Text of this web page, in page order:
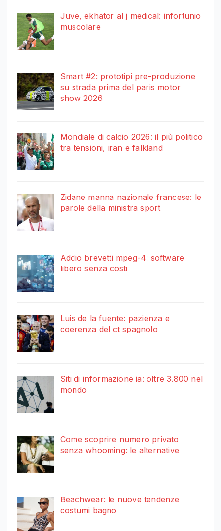
Juve, ekhator al j medical: infortunio
muscolare
Smart #2: prototipi pre-produzione
su strada prima del paris motor
show 2026
Mondiale di calcio 2026: il più politico
tra tensioni, iran e falkland
Zidane manna nazionale francese: le
parole della ministra sport
Addio brevetti mpeg-4: software
libero senza costi
Luis de la fuente: pazienza e
coerenza del ct spagnolo
Siti di informazione ia: oltre 3.800 nel
mondo
Come scoprire numero privato
senza whooming: le alternative
Beachwear: le nuove tendenze
costumi bagno